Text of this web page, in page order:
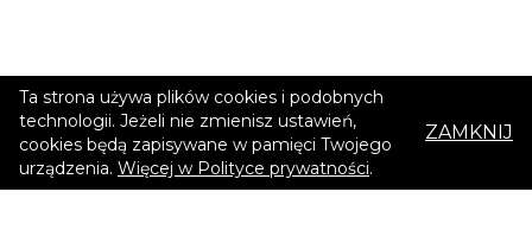
Ta strona używa plików cookies i podobnych
technologii. Jeżeli nie zmienisz ustawień,
cookies będą zapisywane w pamięci Twojego
urządzenia. Więcej w Polityce prywatności.
ZAMKNIJ